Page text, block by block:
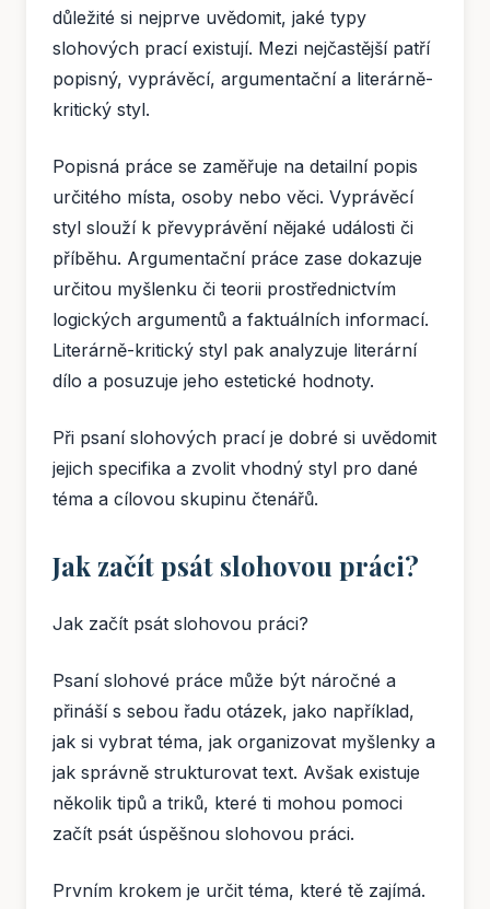
důležité si nejprve uvědomit, jaké typy
slohových prací existují. Mezi nejčastější patří
popisný, vyprávěcí, argumentační a literárně-
kritický styl.
Popisná práce se zaměřuje na detailní popis
určitého místa, osoby nebo věci. Vyprávěcí
styl slouží k převyprávění nějaké události či
příběhu. Argumentační práce zase dokazuje
určitou myšlenku či teorii prostřednictvím
logických argumentů a faktuálních informací.
Literárně-kritický styl pak analyzuje literární
dílo a posuzuje jeho estetické hodnoty.
Při psaní slohových prací je dobré si uvědomit
jejich specifika a zvolit vhodný styl pro dané
téma a cílovou skupinu čtenářů.
Jak začít psát slohovou práci?
Jak začít psát slohovou práci?
Psaní slohové práce může být náročné a
přináší s sebou řadu otázek, jako například,
jak si vybrat téma, jak organizovat myšlenky a
jak správně strukturovat text. Avšak existuje
několik tipů a triků, které ti mohou pomoci
začít psát úspěšnou slohovou práci.
Prvním krokem je určit téma, které tě zajímá.